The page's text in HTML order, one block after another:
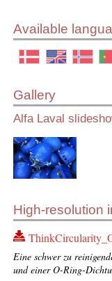
Available
Gallery
Alfa Laval
High-resolution
Eine schwer zu
und einer O-Ring-